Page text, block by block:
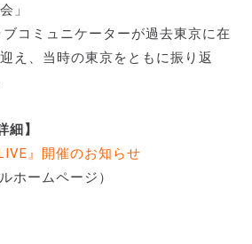
」
コミュニケーターが過去東京に在
え、当時の東京をともに振り返
細】
』開催のお知らせ
ホームページ）